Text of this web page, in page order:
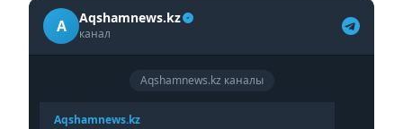
A Aqshamnews.kz
канал
Aqshamnews.kz каналы
Aqshamnews.kz